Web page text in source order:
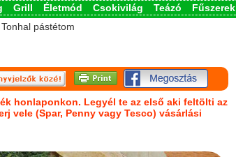
Grill Életmód Csokivilág Teázó Fűszerek
pástétom
honlaponkon. Legyél te az első aki feltölti az
vele (Spar, Penny vagy Tesco) vásárlási